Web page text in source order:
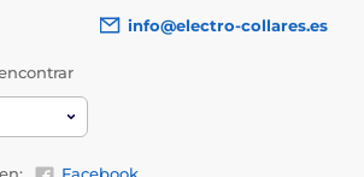
info@electro-collares.es